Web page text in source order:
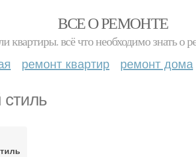
ВСЕ О РЕМОНТЕ
квартиры. всё что необходимо знать
ремонт квартир ремонт дома
стиль